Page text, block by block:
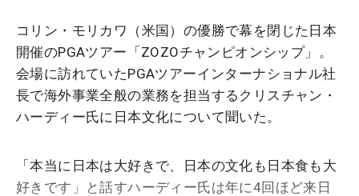
コリン・モリカワ（米国）の優勝で幕を閉じた日本
開催のPGAツアー「ZOZOチャンピオンシップ」。
会場に訪れていたPGAツアーインターナショナル社
長で海外事業全般の業務を担当するクリスチャン・
ハーディー氏に日本文化について聞いた。
「本当に日本は大好きで、日本の文化も日本食も大
好きです」と話すハーディー氏は年に4回ほど来日